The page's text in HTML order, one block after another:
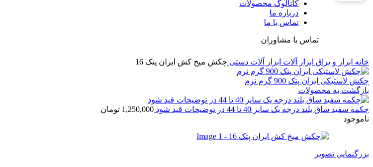
کاتالوگ محصولات
درباره ما
تماس با ما
تماس با مشاوران
خانه ابزار و یراق ابزار آلات ابزار آلات دستی چکش میخ کش ایران پتک 16
چکش لاستیکی ایران پتک 900 گرم نرم
بازگشت به محصولات
چکمه سفید ساق بلند درجه یک سایز 40 تا 44 در توضیحات قید شود 1,250,000 تومان
ناموجود
بزرگنمایی تصویر